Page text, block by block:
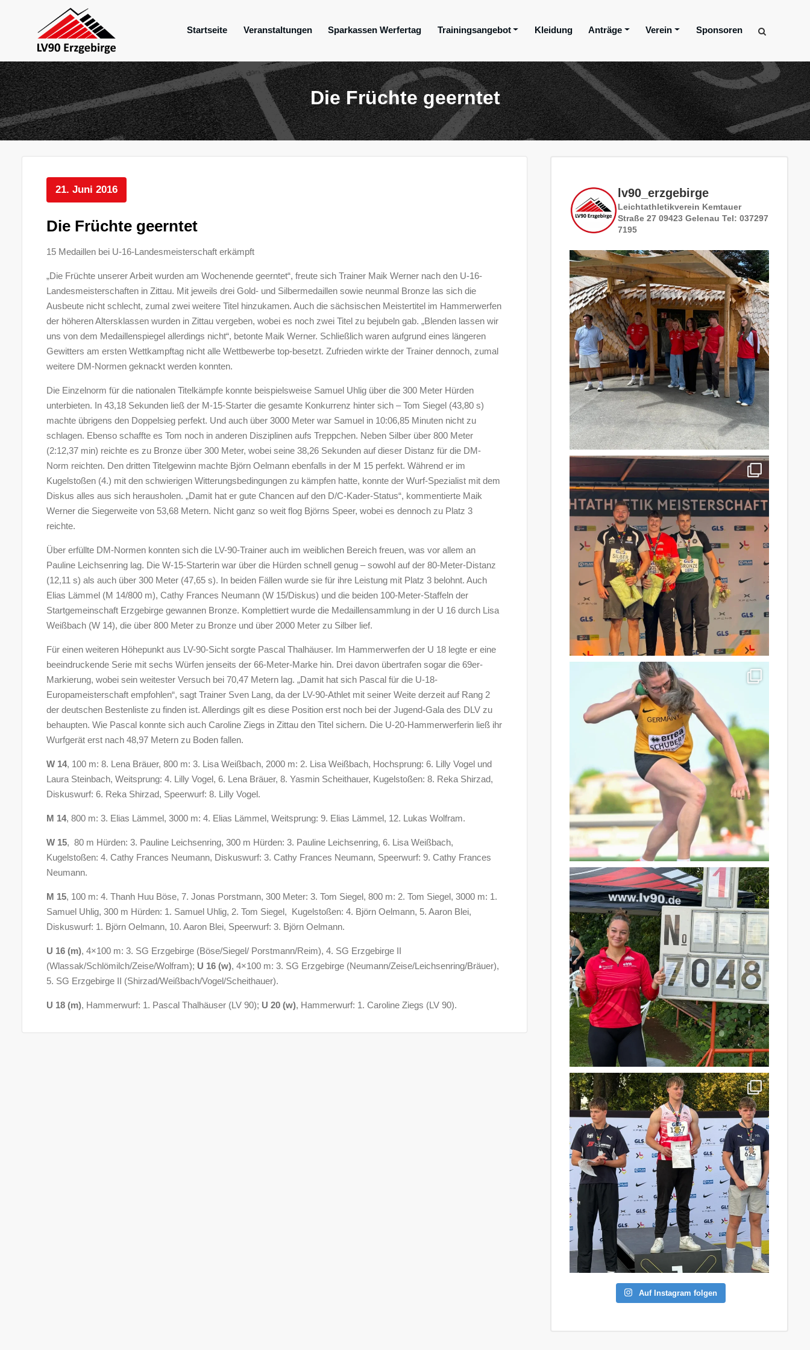
springen
Startseite Veranstaltungen Sparkassen Werfertag Trainingsangebot Kleidung Anträge Verein Sponsoren
Die Früchte geerntet
21. Juni 2016
Die Früchte geerntet
15 Medaillen bei U-16-Landesmeisterschaft erkämpft
„Die Früchte unserer Arbeit wurden am Wochenende geerntet“, freute sich Trainer Maik Werner nach den U-16-
Landesmeisterschaften in Zittau. Mit jeweils drei Gold- und Silbermedaillen sowie neunmal Bronze las sich die
Ausbeute nicht schlecht, zumal zwei weitere Titel hinzukamen. Auch die sächsischen Meistertitel im Hammerwerfen
der höheren Altersklassen wurden in Zittau vergeben, wobei es noch zwei Titel zu bejubeln gab. „Blenden lassen wir
uns von dem Medaillenspiegel allerdings nicht“, betonte Maik Werner. Schließlich waren aufgrund eines längeren
Gewitters am ersten Wettkampftag nicht alle Wettbewerbe top-besetzt. Zufrieden wirkte der Trainer dennoch, zumal
weitere DM-Normen geknackt werden konnten.
Die Einzelnorm für die nationalen Titelkämpfe konnte beispielsweise Samuel Uhlig über die 300 Meter Hürden
unterbieten. In 43,18 Sekunden ließ der M-15-Starter die gesamte Konkurrenz hinter sich – Tom Siegel (43,80 s)
machte übrigens den Doppelsieg perfekt. Und auch über 3000 Meter war Samuel in 10:06,85 Minuten nicht zu
schlagen. Ebenso schaffte es Tom noch in anderen Disziplinen aufs Treppchen. Neben Silber über 800 Meter
(2:12,37 min) reichte es zu Bronze über 300 Meter, wobei seine 38,26 Sekunden auf dieser Distanz für die DM-
Norm reichten. Den dritten Titelgewinn machte Björn Oelmann ebenfalls in der M 15 perfekt. Während er im
Kugelstoßen (4.) mit den schwierigen Witterungsbedingungen zu kämpfen hatte, konnte der Wurf-Spezialist mit dem
Diskus alles aus sich herausholen. „Damit hat er gute Chancen auf den D/C-Kader-Status“, kommentierte Maik
Werner die Siegerweite von 53,68 Metern. Nicht ganz so weit flog Björns Speer, wobei es dennoch zu Platz 3
reichte.
Über erfüllte DM-Normen konnten sich die LV-90-Trainer auch im weiblichen Bereich freuen, was vor allem an
Pauline Leichsenring lag. Die W-15-Starterin war über die Hürden schnell genug – sowohl auf der 80-Meter-Distanz
(12,11 s) als auch über 300 Meter (47,65 s). In beiden Fällen wurde sie für ihre Leistung mit Platz 3 belohnt. Auch
Elias Lämmel (M 14/800 m), Cathy Frances Neumann (W 15/Diskus) und die beiden 100-Meter-Staffeln der
Startgemeinschaft Erzgebirge gewannen Bronze. Komplettiert wurde die Medaillensammlung in der U 16 durch Lisa
Weißbach (W 14), die über 800 Meter zu Bronze und über 2000 Meter zu Silber lief.
Für einen weiteren Höhepunkt aus LV-90-Sicht sorgte Pascal Thalhäuser. Im Hammerwerfen der U 18 legte er eine
beeindruckende Serie mit sechs Würfen jenseits der 66-Meter-Marke hin. Drei davon übertrafen sogar die 69er-
Markierung, wobei sein weitester Versuch bei 70,47 Metern lag. „Damit hat sich Pascal für die U-18-
Europameisterschaft empfohlen“, sagt Trainer Sven Lang, da der LV-90-Athlet mit seiner Weite derzeit auf Rang 2
der deutschen Bestenliste zu finden ist. Allerdings gilt es diese Position erst noch bei der Jugend-Gala des DLV zu
behaupten. Wie Pascal konnte sich auch Caroline Ziegs in Zittau den Titel sichern. Die U-20-Hammerwerferin ließ ihr
Wurfgerät erst nach 48,97 Metern zu Boden fallen.
W 14, 100 m: 8. Lena Bräuer, 800 m: 3. Lisa Weißbach, 2000 m: 2. Lisa Weißbach, Hochsprung: 6. Lilly Vogel und
Laura Steinbach, Weitsprung: 4. Lilly Vogel, 6. Lena Bräuer, 8. Yasmin Scheithauer, Kugelstoßen: 8. Reka Shirzad,
Diskuswurf: 6. Reka Shirzad, Speerwurf: 8. Lilly Vogel.
M 14, 800 m: 3. Elias Lämmel, 3000 m: 4. Elias Lämmel, Weitsprung: 9. Elias Lämmel, 12. Lukas Wolfram.
W 15, 80 m Hürden: 3. Pauline Leichsenring, 300 m Hürden: 3. Pauline Leichsenring, 6. Lisa Weißbach,
Kugelstoßen: 4. Cathy Frances Neumann, Diskuswurf: 3. Cathy Frances Neumann, Speerwurf: 9. Cathy Frances
Neumann.
M 15, 100 m: 4. Thanh Huu Böse, 7. Jonas Porstmann, 300 Meter: 3. Tom Siegel, 800 m: 2. Tom Siegel, 3000 m: 1.
Samuel Uhlig, 300 m Hürden: 1. Samuel Uhlig, 2. Tom Siegel, Kugelstoßen: 4. Björn Oelmann, 5. Aaron Blei,
Diskuswurf: 1. Björn Oelmann, 10. Aaron Blei, Speerwurf: 3. Björn Oelmann.
U 16 (m), 4×100 m: 3. SG Erzgebirge (Böse/Siegel/ Porstmann/Reim), 4. SG Erzgebirge II
(Wlassak/Schlömilch/Zeise/Wolfram); U 16 (w), 4×100 m: 3. SG Erzgebirge (Neumann/Zeise/Leichsenring/Bräuer),
5. SG Erzgebirge II (Shirzad/Weißbach/Vogel/Scheithauer).
U 18 (m), Hammerwurf: 1. Pascal Thalhäuser (LV 90); U 20 (w), Hammerwurf: 1. Caroline Ziegs (LV 90).
lv90_erzgebirge
Leichtathletikverein Kemtauer
Straße 27 09423 Gelenau Tel: 037297
7195
Auf Instagram folgen